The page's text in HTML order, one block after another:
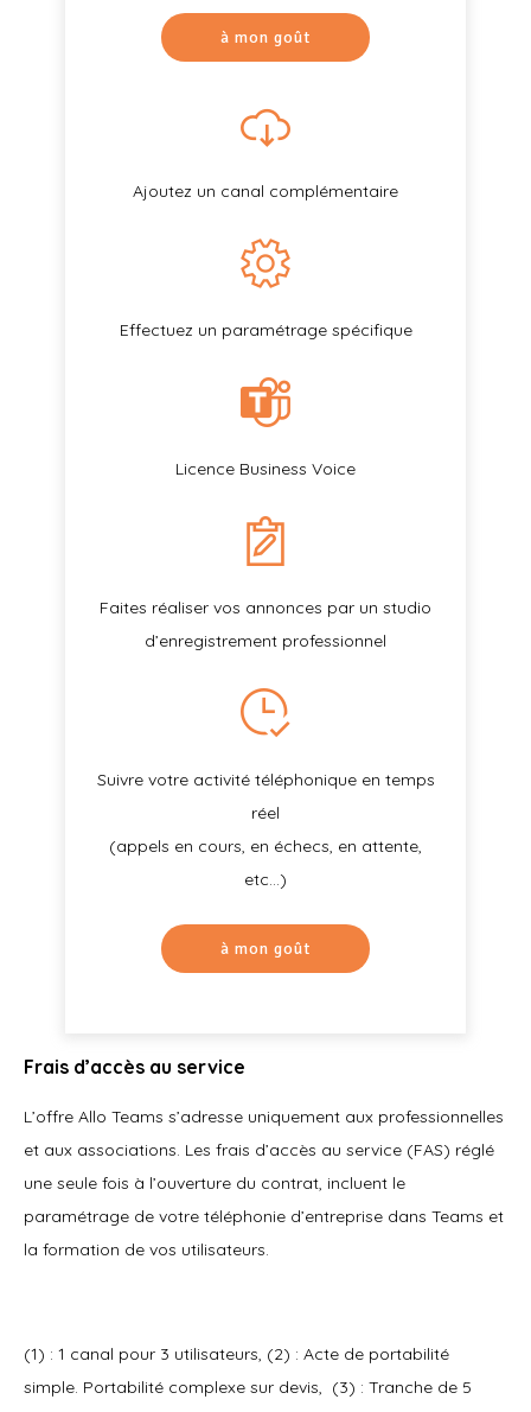
à mon goût
Ajoutez un canal complémentaire
Effectuez un paramétrage spécifique
Licence Business Voice
Faites réaliser vos annonces par un studio
d’enregistrement professionnel
Suivre votre activité téléphonique en temps
réel
(appels en cours, en échecs, en attente,
etc…)
à mon goût
Frais d’accès au service
L’offre Allo Teams s’adresse uniquement aux professionnelles
et aux associations. Les frais d’accès au service (FAS) réglé
une seule fois à l’ouverture du contrat, incluent le
paramétrage de votre téléphonie d’entreprise dans Teams et
la formation de vos utilisateurs.
(1) : 1 canal pour 3 utilisateurs, (2) : Acte de portabilité
simple. Portabilité complexe sur devis, (3) : Tranche de 5